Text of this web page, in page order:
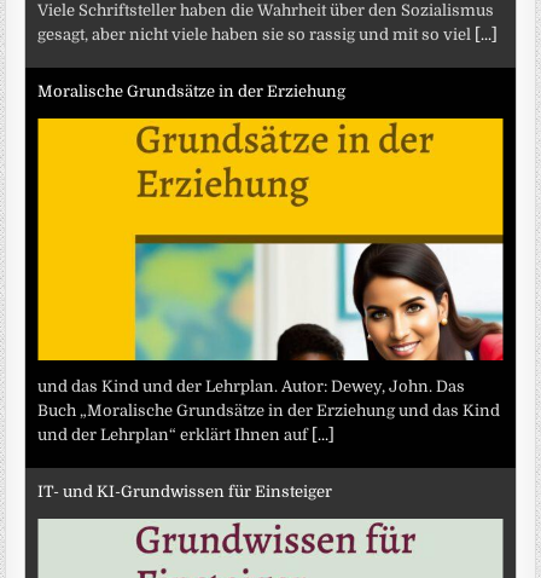
Viele Schriftsteller haben die Wahrheit über den Sozialismus
gesagt, aber nicht viele haben sie so rassig und mit so viel [...]
Moralische Grundsätze in der Erziehung
und das Kind und der Lehrplan. Autor: Dewey, John. Das
Buch „Moralische Grundsätze in der Erziehung und das Kind
und der Lehrplan“ erklärt Ihnen auf [...]
IT- und KI-Grundwissen für Einsteiger